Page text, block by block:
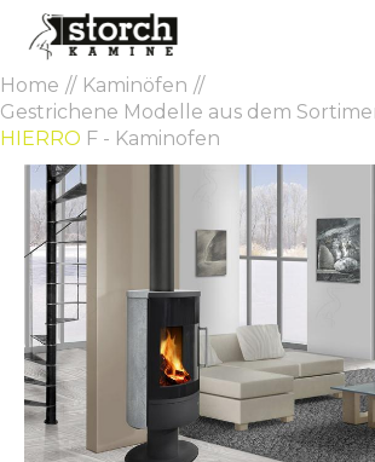
Home
Kaminöfen
Gestrichene Modelle aus dem
HIERRO F - Kaminofen